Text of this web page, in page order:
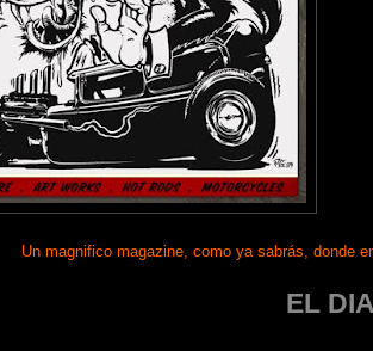
Un magnifico magazine, como ya sabrás, donde
EL